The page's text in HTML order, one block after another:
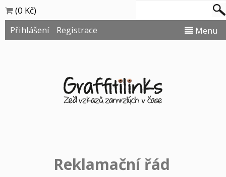
Přihlášení Registrace
(0 Kč)
Menu
Reklamační řád